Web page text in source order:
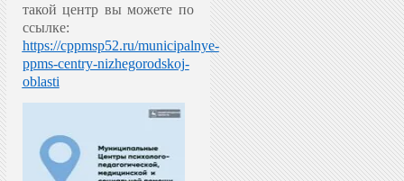
такой центр вы можете по
ссылке:
https://cppmsp52.ru/municipalnye-
ppms-centry-nizhegorodskoj-
oblasti